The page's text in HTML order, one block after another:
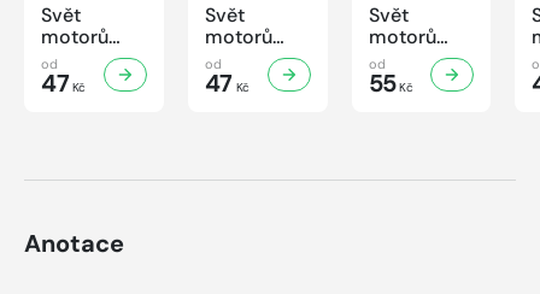
Svět
motorů
Knihovnička
2/2026
od
47 Kč
Svět
motorů
Knihovnička
1/2026
od
47 Kč
Svět
motorů
Knihovnička
4/2025
od
55Kč
Anotace